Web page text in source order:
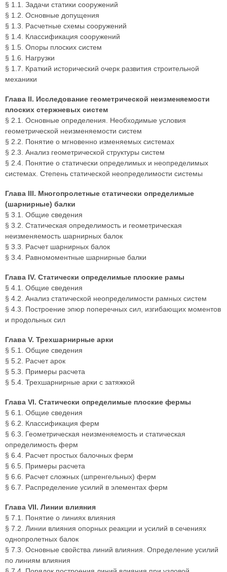
§ 1.1. Задачи статики сооружений
§ 1.2. Основные допущения
§ 1.3. Расчетные схемы сооружений
§ 1.4. Классификация сооружений
§ 1.5. Опоры плоских систем
§ 1.6. Нагрузки
§ 1.7. Краткий исторический очерк развития строительной
механики
Глава II. Исследование геометрической неизменяемости
плоских стержневых систем
§ 2.1. Основные определения. Необходимые условия
геометрической неизменяемости систем
§ 2.2. Понятие о мгновенно изменяемых системах
§ 2.3. Анализ геометрической структуры систем
§ 2.4. Понятие о статически определимых и неопределимых
системах. Степень статической неопределимости системы
Глава III. Многопролетные статически определимые
(шарнирные) балки
§ 3.1. Общие сведения
§ 3.2. Статическая определимость и геометрическая
неизменяемость шарнирных балок
§ 3.3. Расчет шарнирных балок
§ 3.4. Равномоментные шарнирные балки
Глава IV. Статически определимые плоские рамы
§ 4.1. Общие сведения
§ 4.2. Анализ статической неопределимости рамных систем
§ 4.3. Построение эпюр поперечных сил, изгибающих моментов
и продольных сил
Глава V. Трехшарнирные арки
§ 5.1. Общие сведения
§ 5.2. Расчет арок
§ 5.3. Примеры расчета
§ 5.4. Трехшарнирные арки с затяжкой
Глава VI. Статически определимые плоские фермы
§ 6.1. Общие сведения
§ 6.2. Классификация ферм
§ 6.3. Геометрическая неизменяемость и статическая
определимость ферм
§ 6.4. Расчет простых балочных ферм
§ 6.5. Примеры расчета
§ 6.6. Расчет сложных (шпренгельных) ферм
§ 6.7. Распределение усилий в элементах ферм
Глава VII. Линии влияния
§ 7.1. Понятие о линиях влияния
§ 7.2. Линии влияния опорных реакции и усилий в сечениях
однопролетных балок
§ 7.3. Основные свойства линий влияния. Определение усилий
по линиям влияния